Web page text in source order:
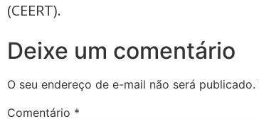
(CEERT).
Deixe um comentário
O seu endereço de e-mail não será publicado.
Comentário *